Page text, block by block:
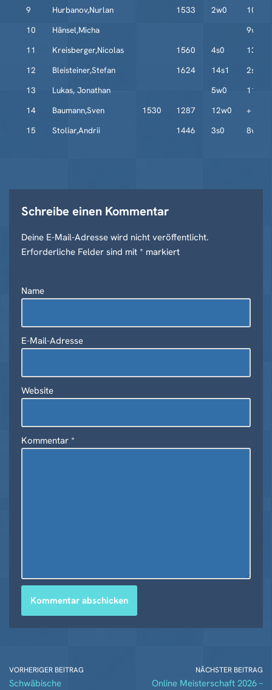
9
Hurbanov,Nurlan 1533 2w0
10s0
10
Hänsel,Micha
9w1
11
Kreisberger,Nicolas 1560 4s0
13w1
12
Bleisteiner,Stefan 1624 14s1
2s0
13
Lukas, Jonathan 5w0
11s0
14
Baumann,Sven 1530 1287 12w0
+
15
Stoliar,Andrii 1446 3s0 8w0
Schreibe einen Kommentar
Deine E-Mail-Adresse wird nicht veröffentlicht.
Erforderliche Felder sind mit * markiert
Name
E-Mail-Adresse
Website
Kommentar *
A
lt
n
ti
v
VORHERIGER BEITRAG
Schwäbische
NÄCHSTER BEITRAG
Online Meisterschaft 2026 –